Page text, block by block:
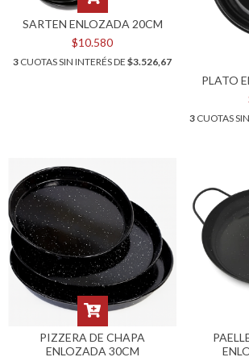
SARTEN ENLOZADA 20CM
$10.580
3 CUOTAS SIN INTERÉS DE $3.526,67
PLATO
3 CUOTAS
PIZZERA DE CHAPA
ENLOZADA 30CM